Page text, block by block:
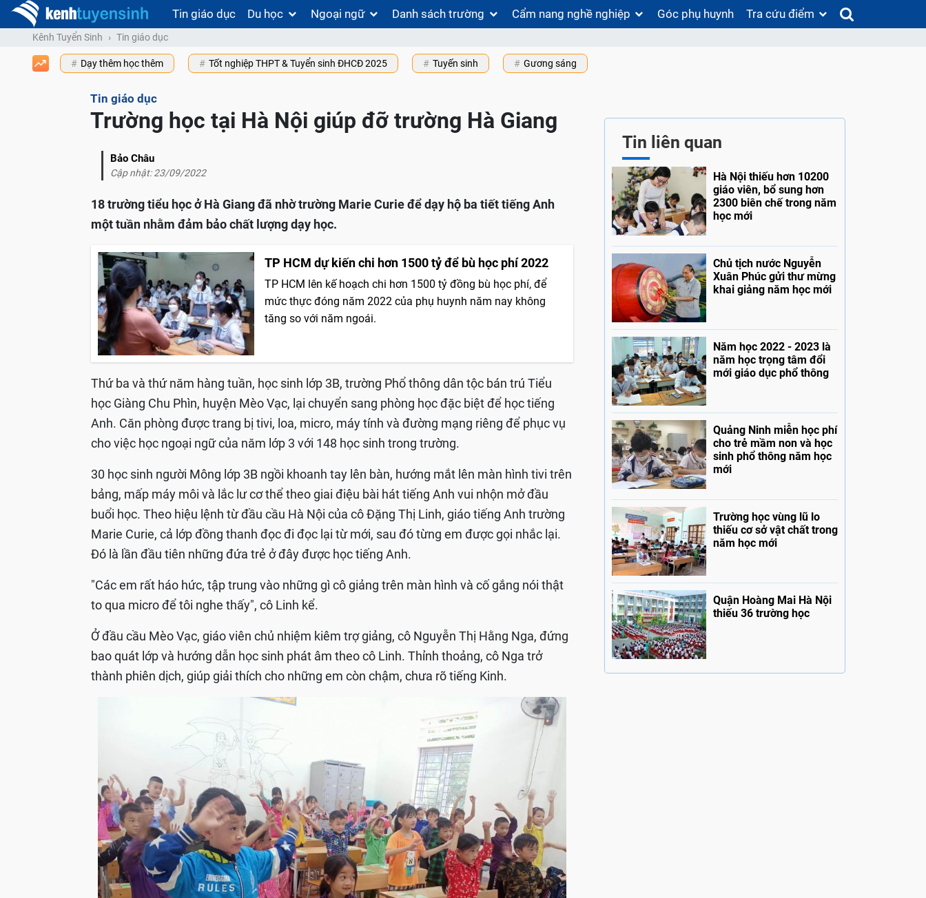
Tin giáo dục Du học Ngoại ngữ Danh sách trường Cẩm nang nghề nghiệp Góc phụ huynh Tra cứu điểm
Kênh Tuyển Sinh Tin giáo dục
Dạy thêm học thêm Tốt nghiệp THPT & Tuyển sinh ĐHCĐ 2025 Tuyến sinh Gương sáng
Tin giáo dục
Trường học tại Hà Nội giúp đỡ trường Hà Giang
Bảo Châu
Cập nhật: 23/09/2022
18 trường tiểu học ở Hà Giang đã nhờ trường Marie Curie để dạy hộ ba tiết tiếng Anh
một tuần nhằm đảm bảo chất lượng dạy học.
TP HCM dự kiến chi hơn 1500 tỷ để bù học phí 2022
TP HCM lên kế hoạch chi hơn 1500 tỷ đồng bù học phí, để
mức thực đóng năm 2022 của phụ huynh năm nay không
tăng so với năm ngoái.
Thứ ba và thứ năm hàng tuần, học sinh lớp 3B, trường Phổ thông dân tộc bán trú Tiểu
học Giàng Chu Phìn, huyện Mèo Vạc, lại chuyển sang phòng học đặc biệt để học tiếng
Anh. Căn phòng được trang bị tivi, loa, micro, máy tính và đường mạng riêng để phục vụ
cho việc học ngoại ngữ của năm lớp 3 với 148 học sinh trong trường.
30 học sinh người Mông lớp 3B ngồi khoanh tay lên bàn, hướng mắt lên màn hình tivi trên
bảng, mấp máy môi và lắc lư cơ thể theo giai điệu bài hát tiếng Anh vui nhộn mở đầu
buổi học. Theo hiệu lệnh từ đầu cầu Hà Nội của cô Đặng Thị Linh, giáo tiếng Anh trường
Marie Curie, cả lớp đồng thanh đọc đi đọc lại từ mới, sau đó từng em được gọi nhắc lại.
Đó là lần đầu tiên những đứa trẻ ở đây được học tiếng Anh.
"Các em rất háo hức, tập trung vào những gì cô giảng trên màn hình và cố gắng nói thật
to qua micro để tôi nghe thấy", cô Linh kể.
Ở đầu cầu Mèo Vạc, giáo viên chủ nhiệm kiêm trợ giảng, cô Nguyễn Thị Hằng Nga, đứng
bao quát lớp và hướng dẫn học sinh phát âm theo cô Linh. Thỉnh thoảng, cô Nga trở
thành phiên dịch, giúp giải thích cho những em còn chậm, chưa rõ tiếng Kinh.
Tin liên quan
Hà Nội thiếu hơn 10200
giáo viên, bổ sung hơn
2300 biên chế trong năm
học mới
Chủ tịch nước Nguyễn
Xuân Phúc gửi thư mừng
khai giảng năm học mới
Năm học 2022 - 2023 là
năm học trọng tâm đổi
mới giáo dục phổ thông
Quảng Ninh miễn học phí
cho trẻ mầm non và học
sinh phổ thông năm học
mới
Trường học vùng lũ lo
thiếu cơ sở vật chất trong
năm học mới
Quận Hoàng Mai Hà Nội
thiếu 36 trường học